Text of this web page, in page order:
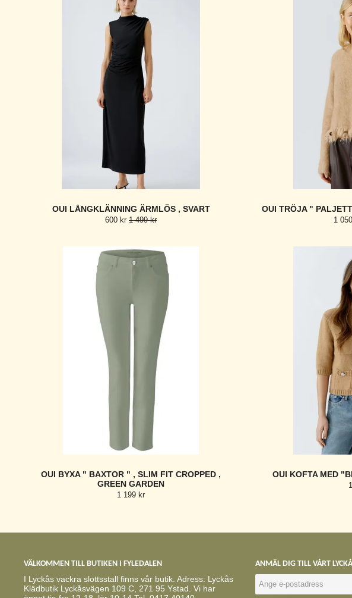
OUI LÅNGKLÄNNING ÄRMLÖS , SVART
600 kr 1 499 kr
OUI TRÖJA "
1
OUI BYXA " BAXTOR " , SLIM FIT CROPPED ,
GREEN GARDEN
1 199 kr
OUI KOFTA MED
VÄLKOMMEN TILL BUTIKEN I FYLEDALEN
I Lyckås vackra slottsstall finns vår butik. Adress: Lyckås
Klädbutik Lyckåsvägen 109 C, 271 95 Ystad. Vi har
ANMÄL DIG TILL VÅRT